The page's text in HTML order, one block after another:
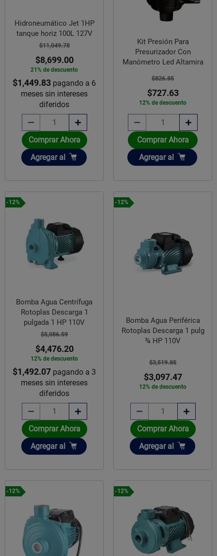
Hidroneumático Jet 1HP
tanque horiz 100L 127V
$11,049.78
$8,699.00
21% de descuento
$1,449.83 pagando a 6
meses sin intereses
diferidos
Comprar Ahora
Añadir
Agregar al
Kit Presión Para
Presurizador Con
Manómetro Led Altamira
$826.85
$727.63
12% de descuento
Comprar Ahora
Añadir
Agregar al
-12%
Bomba Agua Centrífuga
Rotoplas Descarga 1
pulgada 1 HP 110V
$5,086.59
$4,476.20
12% de descuento
$1,492.07 pagando a 3
meses sin intereses
diferidos
Comprar Ahora
Añadir
Agregar al
-12%
Bomba Agua Periférica
Rotoplas Descarga 1 pulg
¾ HP 110V
$3,519.85
$3,097.47
12% de descuento
Comprar Ahora
Añadir
Agregar al
-12% -12%